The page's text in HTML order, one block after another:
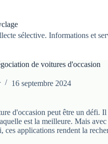
sélective. Informations et
de voitures d'occasion
16 septembre 2024
d'occasion peut être un défi.
est la meilleure. Mais
ces applications rendent la